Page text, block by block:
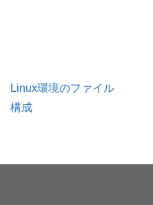
Linux環境のファイル
構成